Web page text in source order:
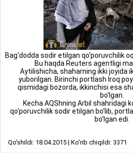
Bag‘dodda sodir etilgan qo‘poruvchilik
Bu haqda Reuters agentligi
Aytilishicha, shaharning ikki joyida
yuborilgan. Birinchi portlash Iroq
qismidagi bozorda, ikkinchisi esa
bo‘lgan.
Kecha AQShning Arbil shahridagi
qo‘poruvchilik sodir etilgan bo‘lib,
bo‘lgan edi.
Qo'shildi: 18.04.2015 | Ko'rib chiqildi: 3371